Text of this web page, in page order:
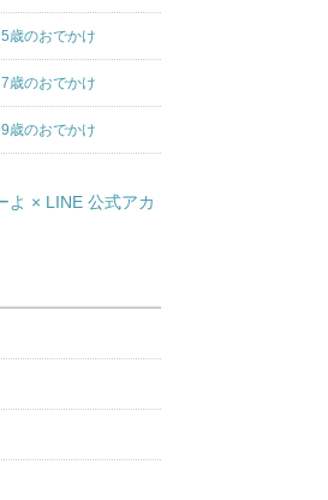
5歳のおでかけ
7歳のおでかけ
9歳のおでかけ